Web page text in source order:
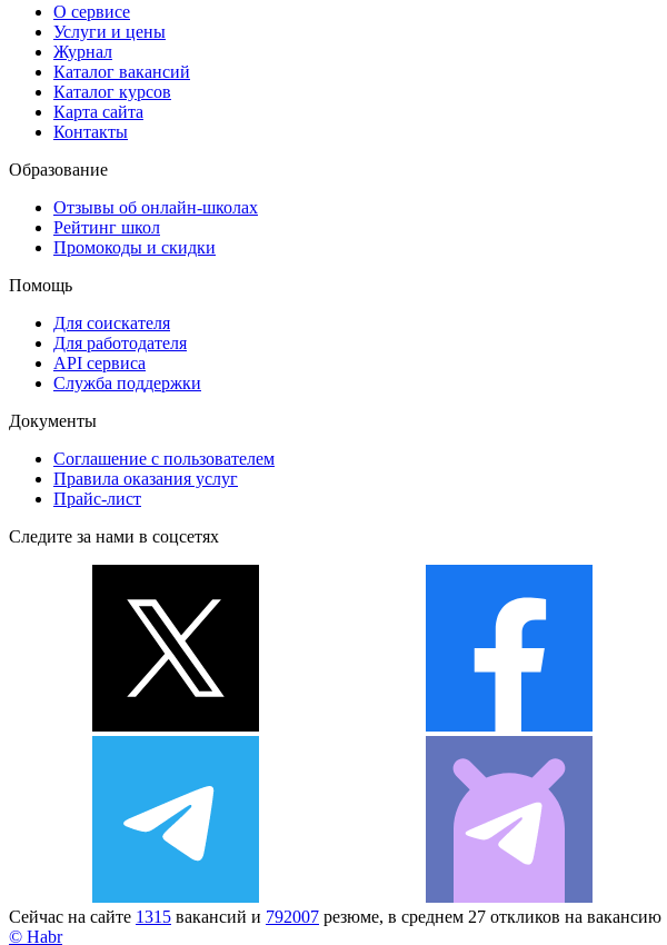
О сервисе
Услуги и цены
Журнал
Каталог вакансий
Каталог курсов
Карта сайта
Контакты
Образование
Отзывы об онлайн-школах
Рейтинг школ
Промокоды и скидки
Помощь
Для соискателя
Для работодателя
API сервиса
Служба поддержки
Документы
Соглашение с пользователем
Правила оказания услуг
Прайс-лист
Следите за нами в соцсетях
Сейчас на сайте 1315 вакансий и 792007 резюме, в среднем 27 откликов на вакансию
© Habr